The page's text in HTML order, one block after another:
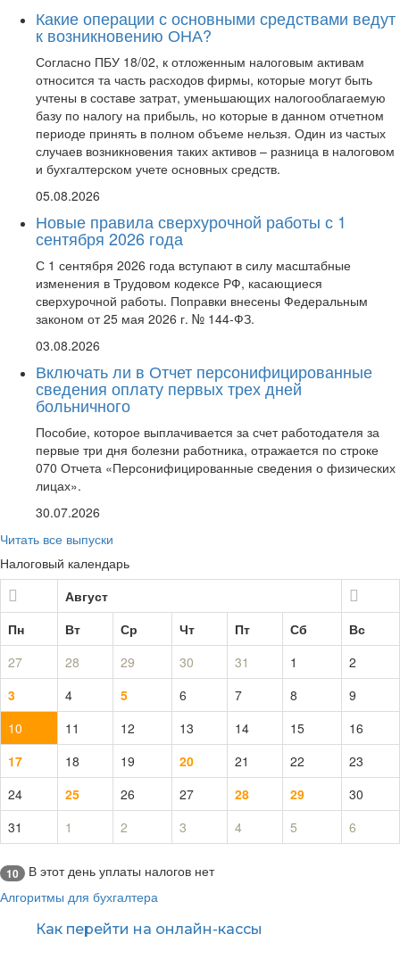
Какие операции с основными средствами ведут
к возникновению ОНА?
Согласно ПБУ 18/02, к отложенным налоговым активам
относится та часть расходов фирмы, которые могут быть
учтены в составе затрат, уменьшающих налогооблагаемую
базу по налогу на прибыль, но которые в данном отчетном
периоде принять в полном объеме нельзя. Один из частых
случаев возникновения таких активов – разница в налоговом
и бухгалтерском учете основных средств.
05.08.2026
Новые правила сверхурочной работы с 1
сентября 2026 года
С 1 сентября 2026 года вступают в силу масштабные
изменения в Трудовом кодексе РФ, касающиеся
сверхурочной работы. Поправки внесены Федеральным
законом от 25 мая 2026 г. № 144-ФЗ.
03.08.2026
Включать ли в Отчет персонифицированные
сведения оплату первых трех дней
больничного
Пособие, которое выплачивается за счет работодателя за
первые три дня болезни работника, отражается по строке
070 Отчета «Персонифицированные сведения о физических
лицах».
30.07.2026
Читать все выпуски
Налоговый календарь
Август
Пн
Вт Ср Чт Пт Сб
Вс
27
28 29 30 31 1
2
3
4 5 6 7 8
9
10
11 12 13 14 15
16
17
18 19 20 21 22
23
24
25 26 27 28 29
30
31
1 2 3 4 5 6
10
В этот день уплаты налогов нет
Алгоритмы для бухгалтера
Как перейти на онлайн-кассы